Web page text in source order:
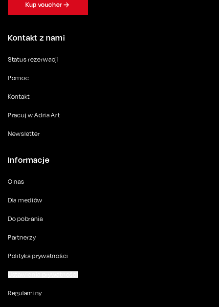
Kontakt z nami
Status rezerwacji
Pomoc
Kontakt
Pracuj w Adria Art
Newsletter
Informacje
O nas
Dla mediów
Do pobrania
Partnerzy
Polityka prywatności
Regulaminy
Kup voucher